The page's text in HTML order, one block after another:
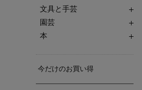
文具と手芸
園芸
本
今だけのお買い得